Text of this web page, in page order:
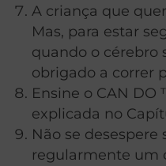
A criança que
Mas, para estar
quando o cérebro
obrigado a correr
Ensine o CAN
explicada no
Não se
regularmente um